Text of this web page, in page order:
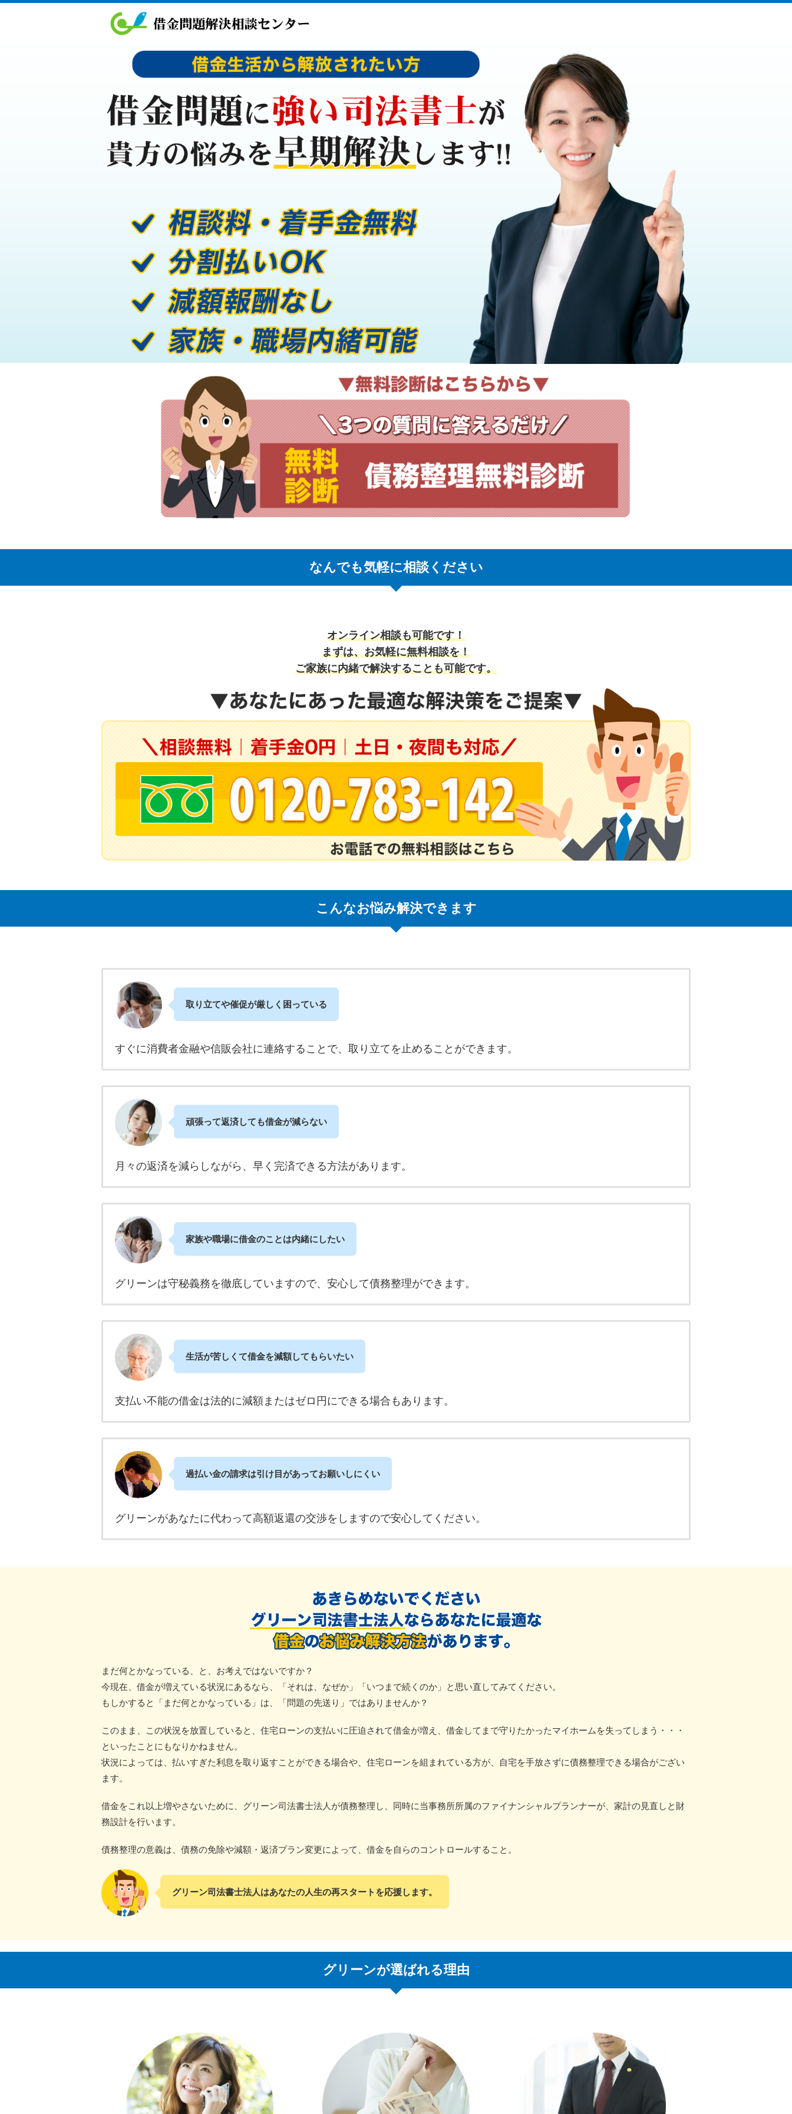
なんでも気軽に相談ください
オンライン相談も可能です！
まずは、お気軽に無料相談を！
ご家族に内緒で解決することも可能です。
こんなお悩み解決できます
取り立てや催促が厳しく困っている
すぐに消費者金融や信販会社に連絡することで、取り立てを止めることができます。
頑張って返済しても借金が減らない
月々の返済を減らしながら、早く完済できる方法があります。
家族や職場に借金のことは内緒にしたい
グリーンは守秘義務を徹底していますので、安心して債務整理ができます。
生活が苦しくて借金を減額してもらいたい
支払い不能の借金は法的に減額またはゼロ円にできる場合もあります。
過払い金の請求は引け目があってお願いしにくい
グリーンがあなたに代わって高額返還の交渉をしますので安心してください。
まだ何とかなっている、と、お考えではないですか？
今現在、借金が増えている状況にあるなら、「それは、なぜか」「いつまで続くのか」と思い直してみてください。
もしかすると「まだ何とかなっている」は、「問題の先送り」ではありませんか？
このまま、この状況を放置していると、住宅ローンの支払いに圧迫されて借金が増え、借金してまで守りたかったマイホームを失ってしまう・・・
といったことにもなりかねません。
状況によっては、払いすぎた利息を取り返すことができる場合や、住宅ローンを組まれている方が、自宅を手放さずに債務整理できる場合がござい
ます。
借金をこれ以上増やさないために、グリーン司法書士法人が債務整理し、同時に当事務所所属のファイナンシャルプランナーが、家計の見直しと財
務設計を行います。
債務整理の意義は、債務の免除や減額・返済プラン変更によって、借金を自らのコントロールすること。
グリーン司法書士法人はあなたの人生の再スタートを応援します。
グリーンが選ばれる理由